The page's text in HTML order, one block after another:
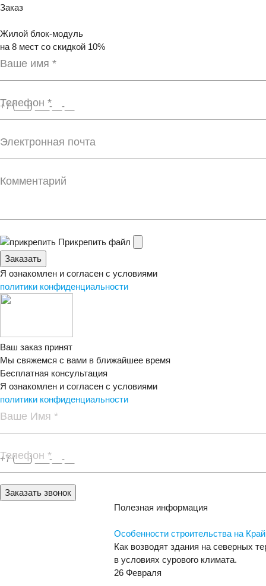
Заказ
Жилой блок-модуль
на 8 мест со скидкой 10%
Ваше имя *
Телефон *
Электронная почта
Комментарий
Прикрепить файл
Заказать
Я ознакомлен и согласен с условиями
политики конфиденциальности
Ваш заказ принят
Мы свяжемся с вами в ближайшее время
Бесплатная консультация
Я ознакомлен и согласен с условиями
политики конфиденциальности
Ваше Имя *
Телефон *
Заказать звонок
Полезная информация
Особенности строительства на
Как возводят здания на северных
в условиях сурового климата.
26 Февраля